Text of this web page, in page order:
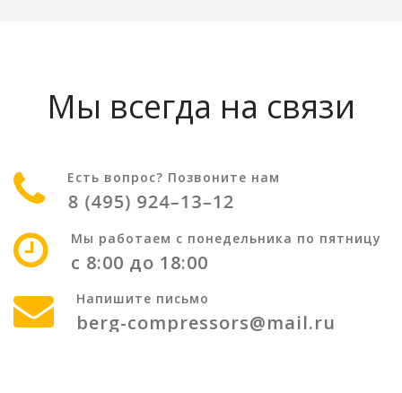
Мы всегда на связи
Есть вопрос? Позвоните нам
Мы работаем с понедельника по пятницу
с 8:00 до 18:00
Напишите письмо
berg-compressors@mail.ru